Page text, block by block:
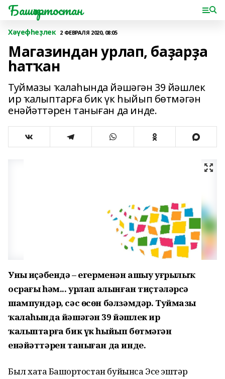
Башҡортостан
Хәүефһеҙлек 2 ФЕВРАЛЯ 2020, 08:05
Магазиндан урлап, баҙарҙа
һатҡан
Туймазы ҡалаһында йәшәгән 39 йәшлек
ир ҡалыптарға бик үк һыйып бөтмәгән
енәйәттәрен таныған да инде.
Уның иҫәбендә – егерменән ашыу уғрылыҡ
осрағы һәм... урлап алынған тиҫтәләрсә
шампундәр, сәс өсөн бәлзәмдәр. Туймазы
ҡалаһында йәшәгән 39 йәшлек ир
ҡалыптарға бик үк һыйып бөтмәгән
енәйәттәрен таныған да инде.
Был хаҡта Башҡортостан буйынса Эсе эштәр